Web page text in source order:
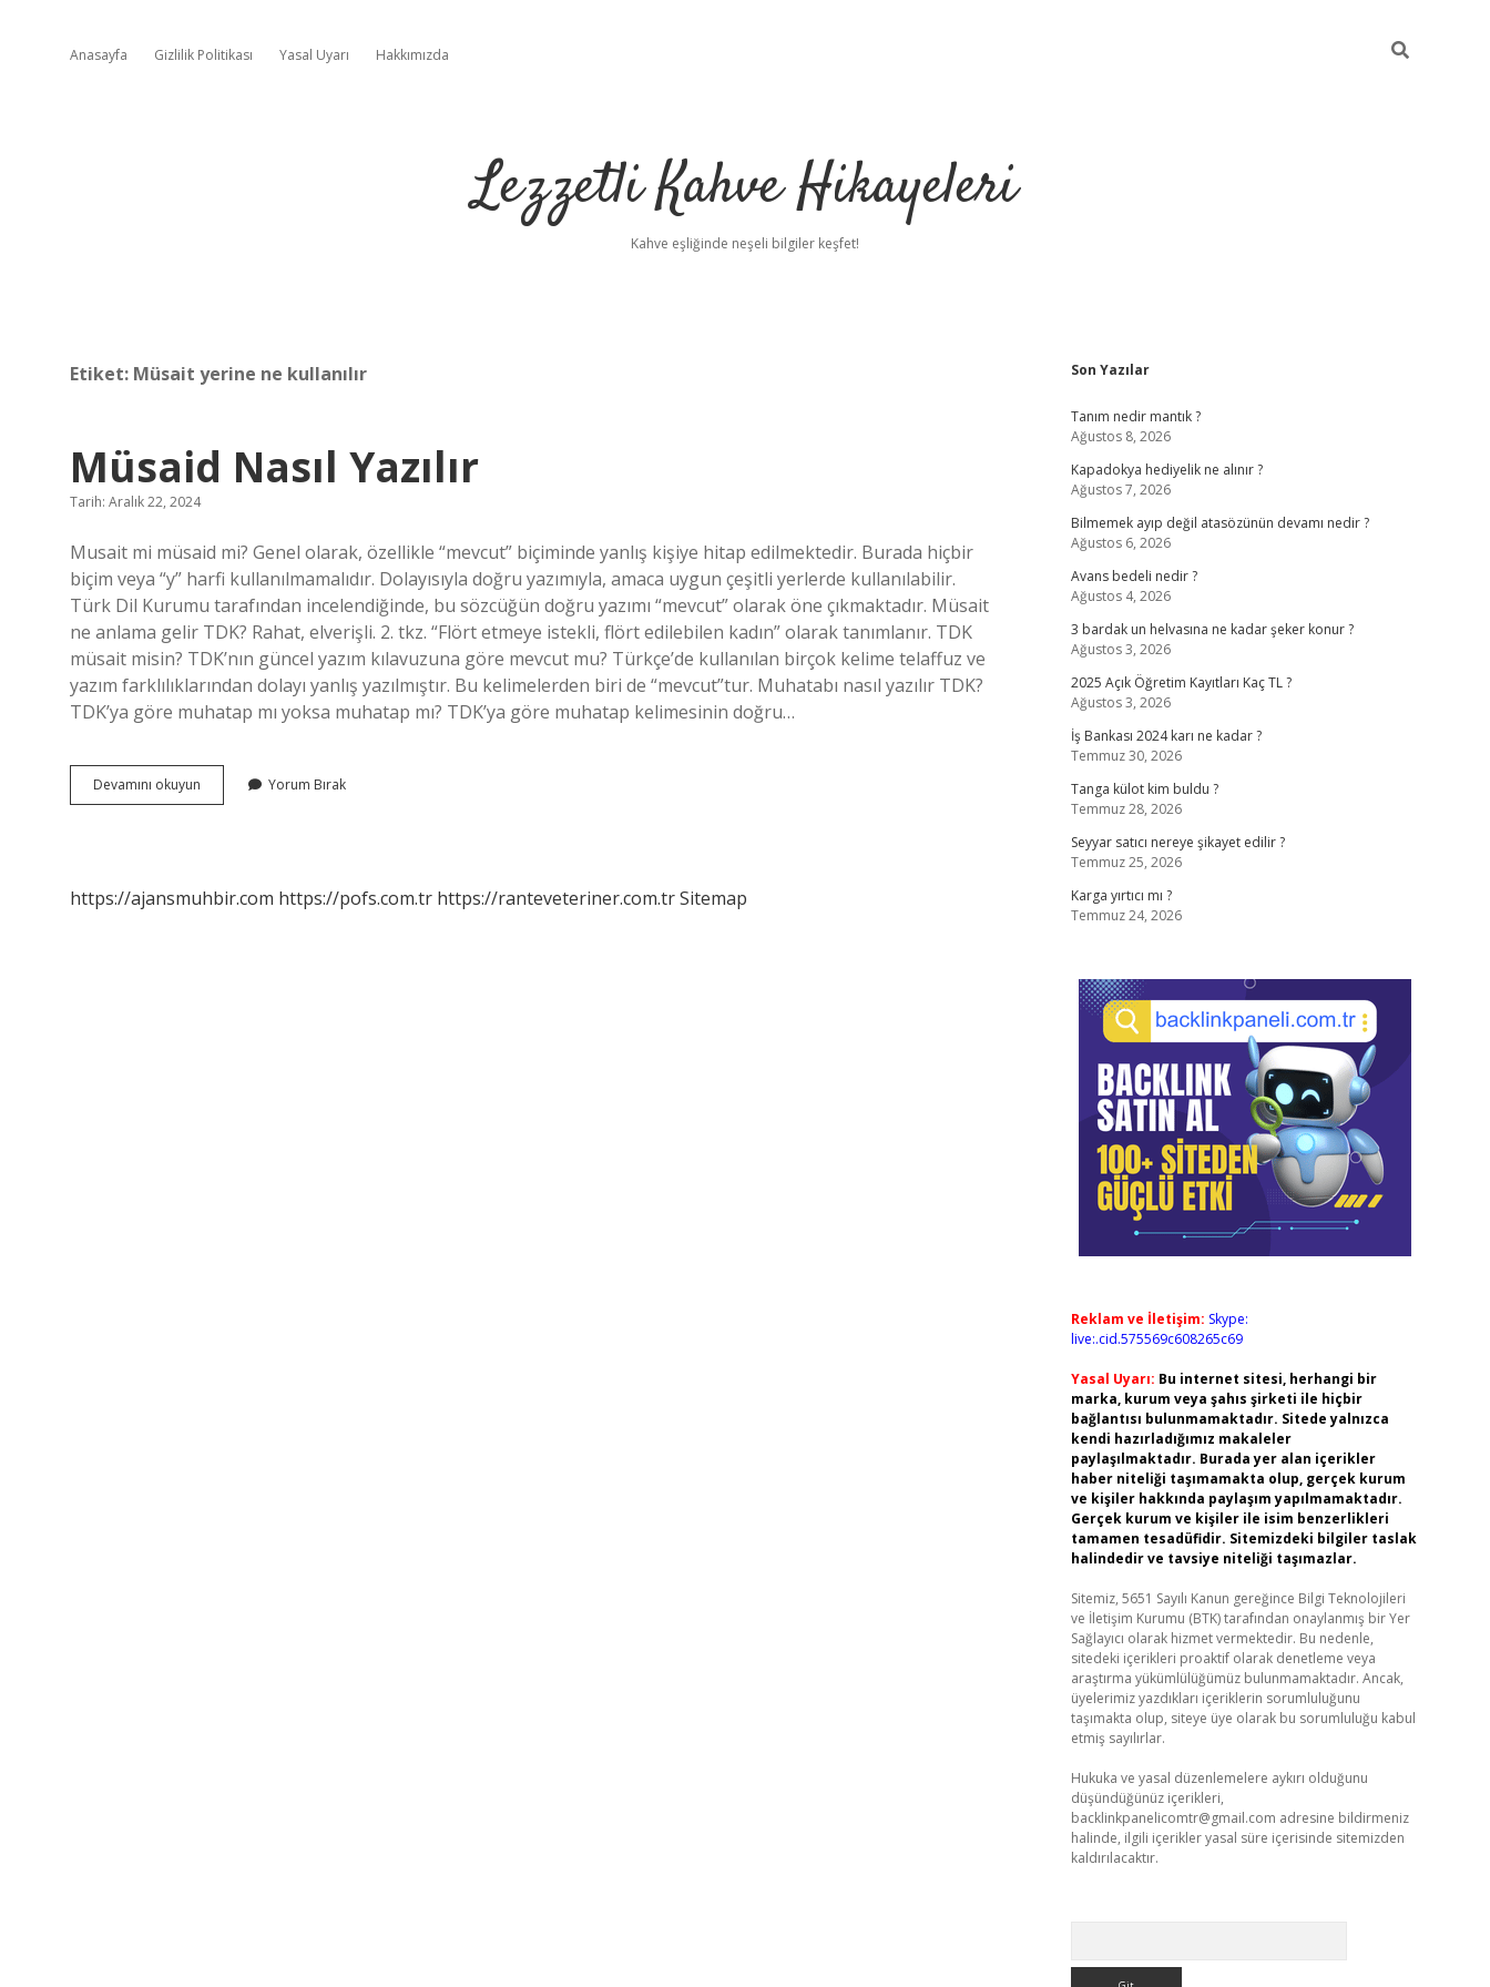
Anasayfa Gizlilik Politikası Yasal Uyarı Hakkımızda
Lezzetli Kahve Hikayeleri
Kahve eşliğinde neşeli bilgiler keşfet!
Etiket: Müsait yerine ne kullanılır
Müsaid Nasıl Yazılır
Tarih: Aralık 22, 2024
Musait mi müsaid mi? Genel olarak, özellikle “mevcut” biçiminde yanlış kişiye hitap edilmektedir. Burada hiçbir
biçim veya “y” harfi kullanılmamalıdır. Dolayısıyla doğru yazımıyla, amaca uygun çeşitli yerlerde kullanılabilir.
Türk Dil Kurumu tarafından incelendiğinde, bu sözcüğün doğru yazımı “mevcut” olarak öne çıkmaktadır. Müsait
ne anlama gelir TDK? Rahat, elverişli. 2. tkz. “Flört etmeye istekli, flört edilebilen kadın” olarak tanımlanır. TDK
müsait misin? TDK’nın güncel yazım kılavuzuna göre mevcut mu? Türkçe’de kullanılan birçok kelime telaffuz ve
yazım farklılıklarından dolayı yanlış yazılmıştır. Bu kelimelerden biri de “mevcut”tur. Muhatabı nasıl yazılır TDK?
TDK’ya göre muhatap mı yoksa muhatap mı? TDK’ya göre muhatap kelimesinin doğru…
Devamını okuyun
Nasıl
Yorum Bırak
https://ajansmuhbir.com https://pofs.com.tr https://ranteveteriner.com.trSitemap
Sidebar
Son Yazılar
Tanım nedir mantık ?
Ağustos 8, 2026
Kapadokya hediyelik ne alınır ?
Ağustos 7, 2026
Bilmemek ayıp değil atasözünün devamı nedir ?
Ağustos 6, 2026
Avans bedeli nedir ?
Ağustos 4, 2026
3 bardak un helvasına ne kadar şeker konur ?
Ağustos 3, 2026
2025 Açık Öğretim Kayıtları Kaç TL ?
Ağustos 3, 2026
İş Bankası 2024 karı ne kadar ?
Temmuz 30, 2026
Tanga külot kim buldu ?
Temmuz 28, 2026
Seyyar satıcı nereye şikayet edilir ?
Temmuz 25, 2026
Karga yırtıcı mı ?
Temmuz 24, 2026
Reklam ve İletişim: Skype:
live:.cid.575569c608265c69
Yasal Uyarı: Bu internet sitesi, herhangi bir
marka, kurum veya şahıs şirketi ile hiçbir
bağlantısı bulunmamaktadır. Sitede yalnızca
kendi hazırladığımız makaleler
paylaşılmaktadır. Burada yer alan içerikler
haber niteliği taşımamakta olup, gerçek kurum
ve kişiler hakkında paylaşım yapılmamaktadır.
Gerçek kurum ve kişiler ile isim benzerlikleri
tamamen tesadüfidir. Sitemizdeki bilgiler taslak
halindedir ve tavsiye niteliği taşımazlar.
Sitemiz, 5651 Sayılı Kanun gereğince Bilgi Teknolojileri
ve İletişim Kurumu (BTK) tarafından onaylanmış bir Yer
Sağlayıcı olarak hizmet vermektedir. Bu nedenle,
sitedeki içerikleri proaktif olarak denetleme veya
araştırma yükümlülüğümüz bulunmamaktadır. Ancak,
üyelerimiz yazdıkları içeriklerin sorumluluğunu
taşımakta olup, siteye üye olarak bu sorumluluğu kabul
etmiş sayılırlar.
Hukuka ve yasal düzenlemelere aykırı olduğunu
düşündüğünüz içerikleri,
backlinkpanelicomtr@gmail.com adresine bildirmeniz
halinde, ilgili içerikler yasal süre içerisinde sitemizden
kaldırılacaktır.